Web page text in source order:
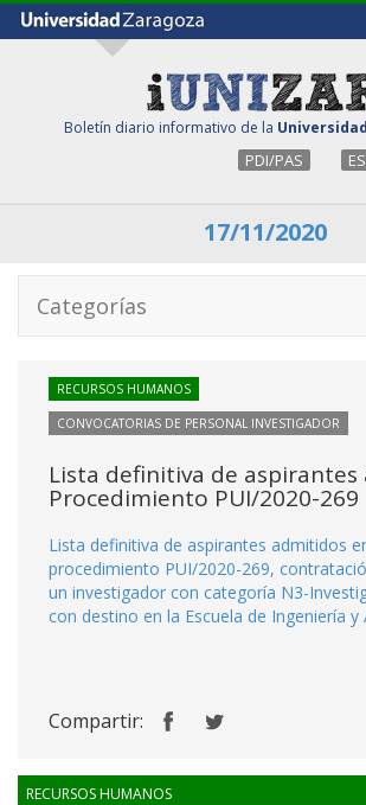
Boletín diario informativo de la
PDI/PAS
17/11/2020
Categorías
RECURSOS HUMANOS
CONVOCATORIAS DE PERSONAL INVESTIGADOR
Lista definitiva de
Procedimiento PUI/2020-269
Lista definitiva de aspirantes admitidos
procedimiento PUI/2020-269,
un investigador con categoría N3-
con destino en la Escuela de Ingeniería y
Compartir:
RECURSOS HUMANOS